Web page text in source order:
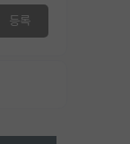
등록